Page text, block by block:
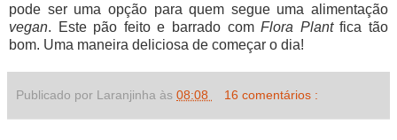
pode ser uma opção para quem segue uma alimentação
vegan. Este pão feito e barrado comFlora Plantfica tão
bom. Uma maneira deliciosa de começar o dia!
Publicado por Laranjinha às 08:08 16 comentários :